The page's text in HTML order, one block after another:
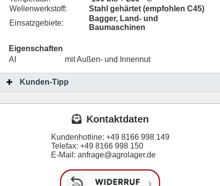
Wellenwerkstoff:
Stahl gehärtet (empfohlen C45)
Einsatzgebiete:
Bagger, Land- und
Baumaschinen
Eigenschaften
AI
mit Außen- und Innennut
Kunden-Tipp
Kontaktdaten
Kundenhotline: +49 8166 998 149
Telefax: +49 8166 998 150
E-Mail: anfrage@agrolager.de